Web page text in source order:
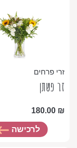
זרי פרחים
זר פשתן
180.00 ₪
לרכישה